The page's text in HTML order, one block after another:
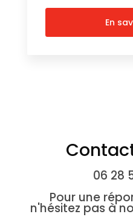
En
06 28
Pour une
n'hésitez pas à